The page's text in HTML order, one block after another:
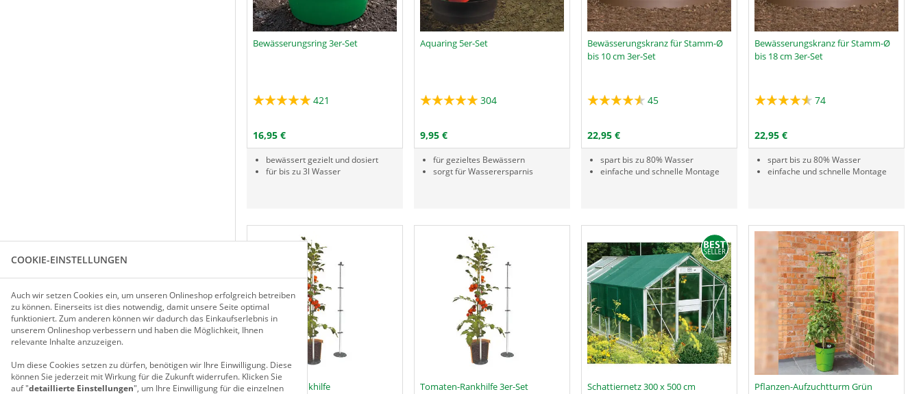
Bewässerungsring 3er-Set
421
16,95 €
bewässert gezielt und dosiert
für bis zu 3l Wasser
Aquaring 5er-Set
304
9,95 €
für gezieltes Bewässern
sorgt für Wasserersparnis
Bewässerungskranz für Stamm-Ø
bis 10 cm 3er-Set
45
22,95 €
spart bis zu 80% Wasser
einfache und schnelle Montage
Bewässerungskranz für Stamm-Ø
bis 18 cm 3er-Set
74
22,95 €
spart bis zu 80% Wasser
einfache und schnelle Montage
Tomaten-Rankhilfe Tomaten-Rankhilfe 3er-Set Schattiernetz 300 x 500 cm Pflanzen-Aufzuchtturm Grün
COOKIE-EINSTELLUNGEN
Auch wir setzen Cookies ein, um unseren Onlineshop erfolgreich betreiben
zu können. Einerseits ist dies notwendig, damit unsere Seite optimal
funktioniert. Zum anderen können wir dadurch das Einkaufserlebnis in
unserem Onlineshop verbessern und haben die Möglichkeit, Ihnen
relevante Inhalte anzuzeigen.
Um diese Cookies setzen zu dürfen, benötigen wir Ihre Einwilligung. Diese
können Sie jederzeit mit Wirkung für die Zukunft widerrufen. Klicken Sie
auf "detaillierte Einstellungen", um Ihre Einwilligung für die einzelnen